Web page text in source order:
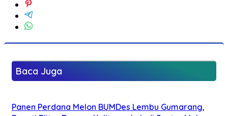
Baca Juga
Panen Perdana Melon BUMDes Lembu Gumarang,